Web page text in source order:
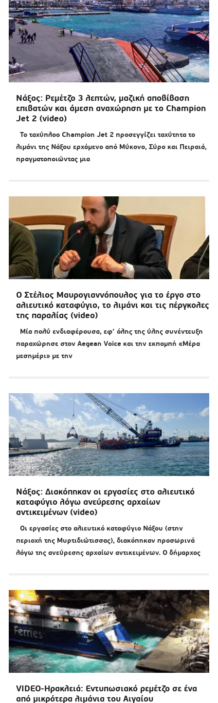
Νάξος: Ρεμέτζο 3 λεπτών, μαζική αποβίβαση
επιβατών και άμεση αναχώρηση με το Champion
Jet 2 (video)
To ταχύπλοο Champion Jet 2 προσεγγίζει ταχύτητα το
λιμάνι της Νάξου ερχόμενο από Μύκονο, Σύρο και Πειραιά,
πραγματοποιώντας μια
Ο Στέλιος Μαυρογιαννόπουλος για το έργο στο
αλιευτικό καταφύγιο, το λιμάνι και τις πέργκολες
της παραλίας (video)
Μία πολύ ενδιαφέρουσα, εφ’ όλης της ύλης συνέντευξη
παραχώρησε στον Aegean Voice και την εκπομπή «Μέρα
μεσημέρι» με την
Νάξος: Διακόπηκαν οι εργασίες στο αλιευτικό
καταφύγιο λόγω ανεύρεσης αρχαίων
αντικειμένων (video)
Οι εργασίες στο αλιευτικό καταφύγιο Νάξου (στην
περιοχή της Μυρτιδιώτισσας), διακόπηκαν προσωρινά
λόγω της ανεύρεσης αρχαίων αντικειμένων. Ο δήμαρχος
VIDEO-Ηρακλειά: Εντυπωσιακό ρεμέτζο σε ένα
από μικρότερα λιμάνια του Αιγαίου